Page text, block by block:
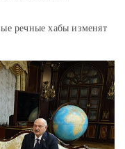
речные хабы изменят